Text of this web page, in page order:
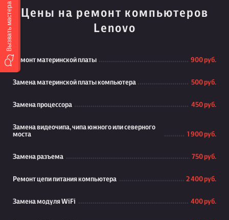
Цены на ремонт компьютеров
Lenovo
Ремонт материнской платы 900 руб.
Замена материнской платы компьютера 500 руб.
Замена процессора 450 руб.
Замена видеочипа, чипа южного или северного
моста
1 900 руб.
Замена разъема 750 руб.
Ремонт цепи питания компьютера 2 400 руб.
Замена модуля WiFi 400 руб.
Вызвать мастера